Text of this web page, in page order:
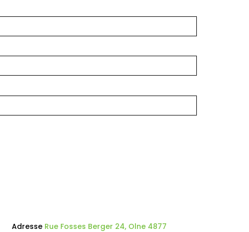
Adresse Rue Fosses Berger 24, Olne 4877